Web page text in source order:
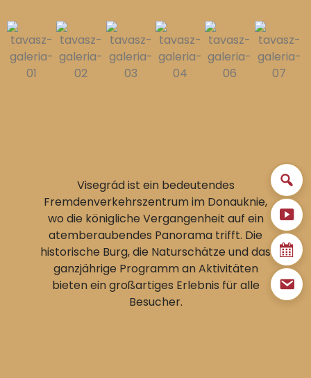
Visegrád ist ein bedeutendes
Fremdenverkehrszentrum im Donauknie,
wo die königliche Vergangenheit auf ein
atemberaubendes Panorama trifft. Die
historische Burg, die Naturschätze und das
ganzjährige Programm an Aktivitäten
bieten ein großartiges Erlebnis für alle
Besucher.